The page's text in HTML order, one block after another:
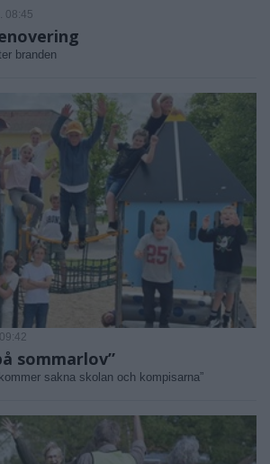
08:45
branden
sommarlov”
sakna skolan och kompisarna”